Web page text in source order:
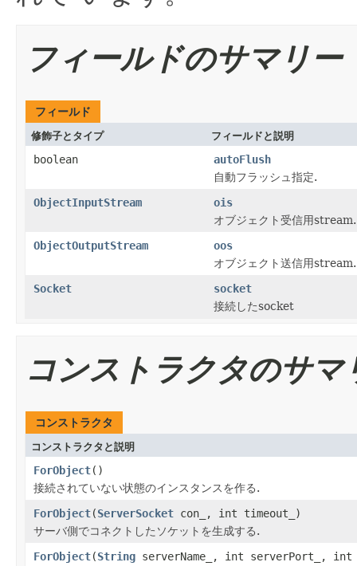
フィールドのサマリー
フィールド
修飾子とタイプ フィールドと説明
boolean
autoFlush
自動フラッシュ指定.
ObjectInputStream
ois
オブジェクト受信用stream.
ObjectOutputStream
oos
オブジェクト送信用stream.
Socket
socket
接続したsocket
コンストラクタのサマ
コンストラクタ
コンストラクタと説明
ForObject()
接続されていない状態のインスタンスを作る.
ForObject(ServerSocket con_, int timeout_)
サーバ側でコネクトしたソケットを生成する.
ForObject(String serverName_, int serverPort_, int